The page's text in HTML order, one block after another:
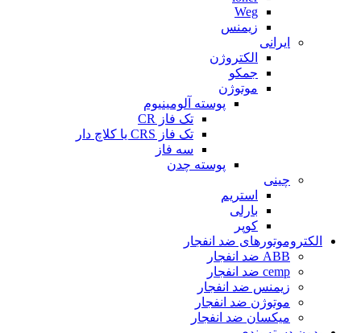
Weg
زیمنس
ایرانی
الکتروژن
جمکو
موتوژن
پوسته آلومینیوم
تک فاز CR
تک فاز CRS یا کلاچ دار
سه فاز
پوسته چدن
چینی
استریم
بارلی
کوپر
الکتروموتورهای ضد انفجار
ABB ضد انفجار
cemp ضد انفجار
زیمنس ضد انفجار
موتوژن ضد انفجار
میکسان ضد انفجار